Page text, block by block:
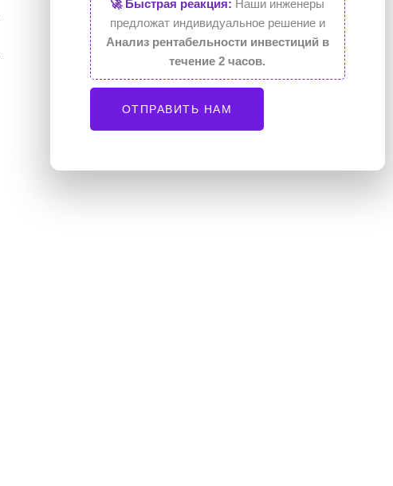
🚀 Быстрая реакция: Наши инженеры
предложат индивидуальное решение и
Анализ рентабельности инвестиций в
течение 2 часов.
ОТПРАВИТЬ НАМ